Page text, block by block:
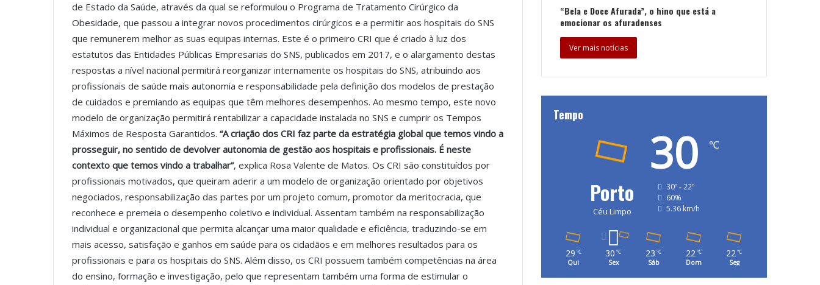
de Estado da Saúde, através da qual se reformulou o Programa de Tratamento Cirúrgico da
Obesidade, que passou a integrar novos procedimentos cirúrgicos e a permitir aos hospitais do SNS
que remunerem melhor as suas equipas internas. Este é o primeiro CRI que é criado à luz dos
estatutos das Entidades Públicas Empresarias do SNS, publicados em 2017, e o alargamento destas
respostas a nível nacional permitirá reorganizar internamente os hospitais do SNS, atribuindo aos
profissionais de saúde mais autonomia e responsabilidade pela definição dos modelos de prestação
de cuidados e premiando as equipas que têm melhores desempenhos. Ao mesmo tempo, este novo
modelo de organização permitirá rentabilizar a capacidade instalada no SNS e cumprir os Tempos
Máximos de Resposta Garantidos. “A criação dos CRI faz parte da estratégia global que temos vindo a
prosseguir, no sentido de devolver autonomia de gestão aos hospitais e profissionais. É neste
contexto que temos vindo a trabalhar”, explica Rosa Valente de Matos. Os CRI são constituídos por
profissionais motivados, que queiram aderir a um modelo de organização orientado por objetivos
negociados, responsabilização das partes por um projeto comum, promotor da meritocracia, que
reconhece e premeia o desempenho coletivo e individual. Assentam também na responsabilização
individual e organizacional que permita alcançar uma maior qualidade e eficiência, traduzindo-se em
mais acesso, satisfação e ganhos em saúde para os cidadãos e em melhores resultados para os
profissionais e para os hospitais do SNS. Além disso, os CRI possuem também competências na área
do ensino, formação e investigação, pelo que representam também uma forma de estimular o
“Bela e Doce Afurada”, o hino que está a
emocionar os afuradenses
Ver mais notícias
Tempo
Porto
Céu Limpo
30 ℃
30º - 22º
60%
5.36 km/h
29 ℃
Qui
30 ℃
Sex
23 ℃
Sáb
22℃
Dom
22℃
Seg